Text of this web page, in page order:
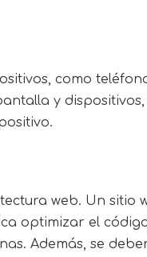
como
y
web. Un
optimizar el
Además, se